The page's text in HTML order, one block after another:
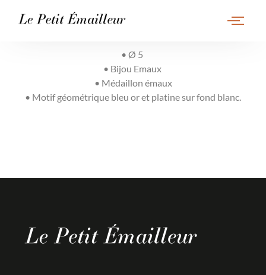
• Ø 5
• Bijou Emaux
• Médaillon émaux
• Motif géométrique bleu or et platine sur fond blanc.